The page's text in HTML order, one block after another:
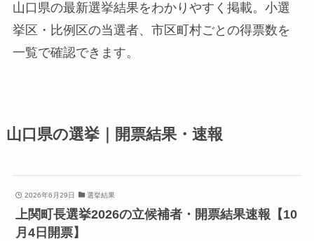
山口県の最新選挙結果をわかりやすく掲載。小選
挙区・比例区の当選者、市区町村ごとの得票数を
一覧で確認できます。
山口県の選挙｜開票結果・速報
2026年6月29日 選挙結果
上関町長選挙2026の立候補者・開票結果速報【10
月4日開票】